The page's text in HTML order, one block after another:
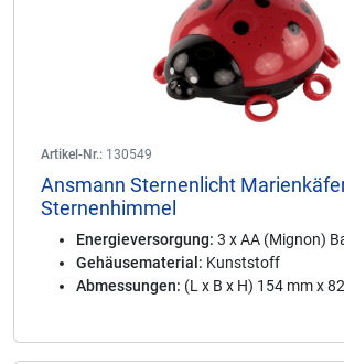
Artikel-Nr.: 130549
Ansmann Sternenlicht
Sternenhimmel
Energieversorgung: 3 x AA (Mignon)
Gehäusematerial: Kunststoff
Abmessungen: (L x B x H) 154 mm x